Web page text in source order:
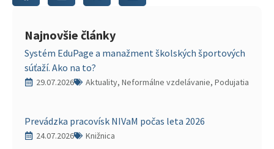
Najnovšie články
Systém EduPage a manažment školských športových
súťaží. Ako na to?
29.07.2026 Aktuality, Neformálne vzdelávanie, Podujatia
Prevádzka pracovísk NIVaM počas leta 2026
24.07.2026 Knižnica